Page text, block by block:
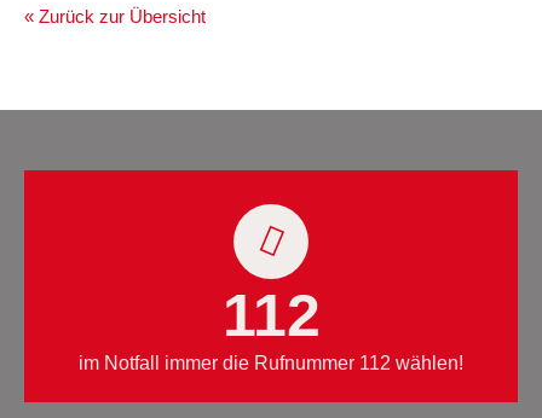
« Zurück zur Übersicht
112
im Notfall immer die Rufnummer 112 wählen!